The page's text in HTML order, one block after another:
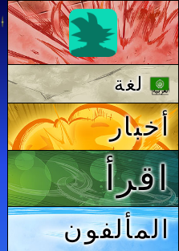
لغة
أخبار
اقرأ
المألفون